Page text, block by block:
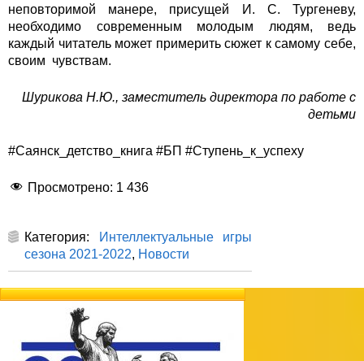
неповторимой манере, присущей И. С. Тургеневу,
необходимо современным молодым людям, ведь
каждый читатель может примерить сюжет к самому себе,
своим чувствам.
Шурикова Н.Ю., заместитель директора по работе с
детьми
#Саянск_детство_книга #БП #Ступень_к_успеху
Просмотрено: 1 436
Категория:
Интеллектуальные игры
сезона 2021-2022, Новости